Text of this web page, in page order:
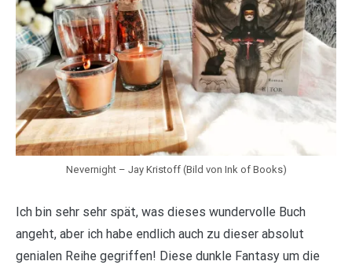
Nevernight – Jay Kristoff (Bild von Ink of Books)
Ich bin sehr sehr spät, was dieses wundervolle Buch
angeht, aber ich habe endlich auch zu dieser absolut
genialen Reihe gegriffen! Diese dunkle Fantasy um die